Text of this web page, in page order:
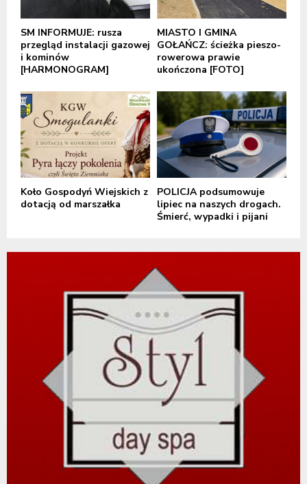
SM INFORMUJE: rusza
przegląd instalacji gazowej
i kominów
[HARMONOGRAM]
MIASTO I GMINA
GOŁAŃCZ: ścieżka pieszo-
rowerowa prawie
ukończona [FOTO]
Koło Gospodyń Wiejskich z
dotacją od marszałka
POLICJA podsumowuje
lipiec na naszych drogach.
Śmierć, wypadki i pijani